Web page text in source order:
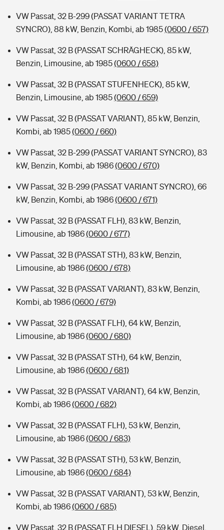
VW Passat, 32 B-299 (PASSAT VARIANT TETRA
SYNCRO), 88 kW, Benzin, Kombi, ab 1985(0600 / 657)
VW Passat, 32 B (PASSAT SCHRÄGHECK), 85 kW,
Benzin, Limousine, ab 1985(0600 / 658)
VW Passat, 32 B (PASSAT STUFENHECK), 85 kW,
Benzin, Limousine, ab 1985(0600 / 659)
VW Passat, 32 B (PASSAT VARIANT), 85 kW, Benzin,
Kombi, ab 1985(0600 / 660)
VW Passat, 32 B-299 (PASSAT VARIANT SYNCRO), 83
kW, Benzin, Kombi, ab 1986(0600 / 670)
VW Passat, 32 B-299 (PASSAT VARIANT SYNCRO), 66
kW, Benzin, Kombi, ab 1986(0600 / 671)
VW Passat, 32 B (PASSAT FLH), 83 kW, Benzin,
Limousine, ab 1986(0600 / 677)
VW Passat, 32 B (PASSAT STH), 83 kW, Benzin,
Limousine, ab 1986(0600 / 678)
VW Passat, 32 B (PASSAT VARIANT), 83 kW, Benzin,
Kombi, ab 1986(0600 / 679)
VW Passat, 32 B (PASSAT FLH), 64 kW, Benzin,
Limousine, ab 1986(0600 / 680)
VW Passat, 32 B (PASSAT STH), 64 kW, Benzin,
Limousine, ab 1986(0600 / 681)
VW Passat, 32 B (PASSAT VARIANT), 64 kW, Benzin,
Kombi, ab 1986(0600 / 682)
VW Passat, 32 B (PASSAT FLH), 53 kW, Benzin,
Limousine, ab 1986(0600 / 683)
VW Passat, 32 B (PASSAT STH), 53 kW, Benzin,
Limousine, ab 1986(0600 / 684)
VW Passat, 32 B (PASSAT VARIANT), 53 kW, Benzin,
Kombi, ab 1986(0600 / 685)
VW Passat, 32 B (PASSAT FLH DIESEL), 59 kW, Diesel,